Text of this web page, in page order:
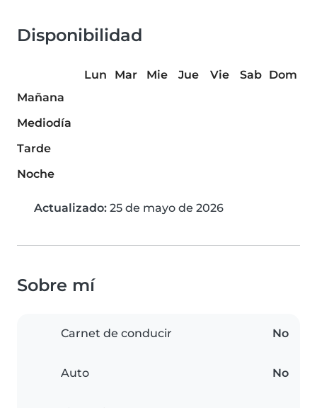
Disponibilidad
Lun Mar Mie Jue Vie Sab
Dom
Mañana
Mediodía
Tarde
Noche
Actualizado: 25 de mayo de 2026
Sobre mí
Carnet de conducir No
Auto No